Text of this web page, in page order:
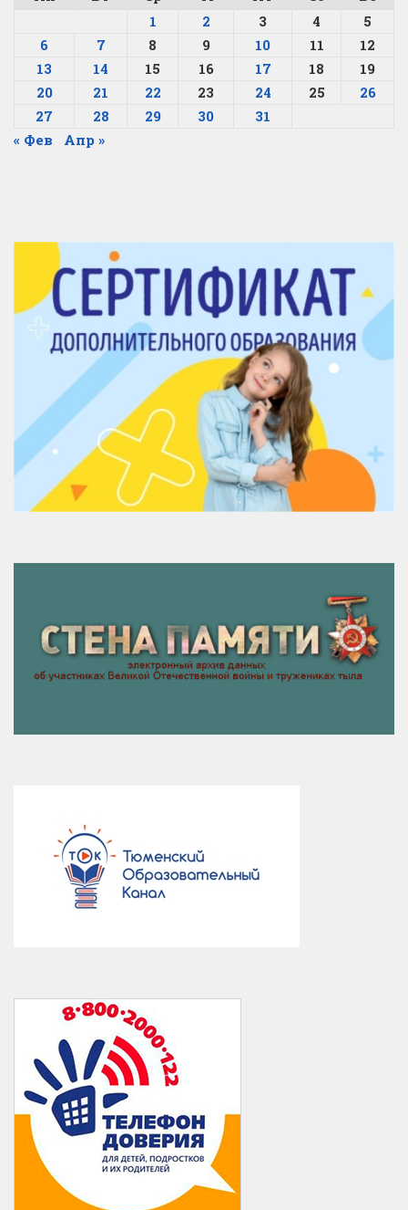
1
2 3 4
5
6
7 8 9 10 11
12
13
14 15 16 17 18
19
20
21 22 23 24 25
26
27
28 29 30
31
« Фев
Апр »